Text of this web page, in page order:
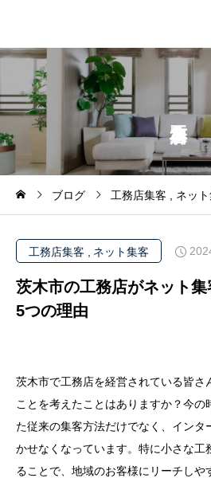
ブログ 工務店集客 ネッ
工務店集客 ネット集客
茨木市の工務店がネット
5つの理由
茨木市で工務店を経営されている皆さ
ことを考えたことはありますか？今の
た従来の集客方法だけでなく、インタ
かせなくなっています。特に小さな工
ることで、地域のお客様にリーチしや